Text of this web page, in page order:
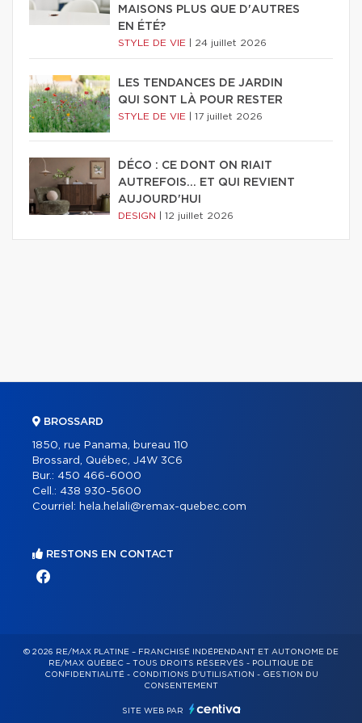
MAISONS PLUS QUE D'AUTRES
EN ÉTÉ?
STYLE DE VIE 24 juillet 2026
LES TENDANCES DE JARDIN
QUI SONT LÀ POUR RESTER
STYLE DE VIE 17 juillet 2026
DÉCO : CE DONT ON RIAIT
AUTREFOIS... ET QUI REVIENT
AUJOURD'HUI
DESIGN 12 juillet 2026
BROSSARD
1850, rue Panama, bureau 110
Brossard, Québec, J4W 3C6
Bur.: 450 466-6000
Cell.: 438 930-5600
Courriel: hela.helali@remax-quebec.com
RESTONS EN CONTACT
© 2026 RE/MAX PLATINE – FRANCHISÉ INDÉPENDANT ET AUTONOME DE
RE/MAX QUÉBEC – TOUS DROITS RÉSERVÉS - POLITIQUE DE
CONFIDENTIALITÉ- CONDITIONS D'UTILISATION - GESTION DU
CONSENTEMENT
SITE WEB PAR